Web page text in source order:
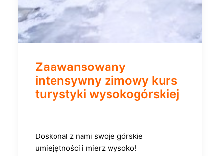
Zaawansowany
intensywny zimowy kurs
turystyki wysokogórskiej
Doskonal z nami swoje górskie
umiejętności i mierz wysoko!